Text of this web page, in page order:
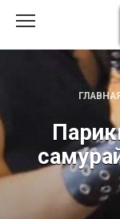
содержанию